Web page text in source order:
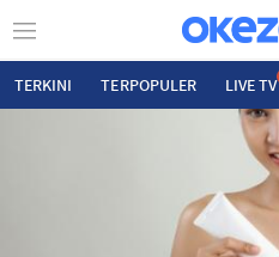
TERKINI TERPOPULER LIVE TV